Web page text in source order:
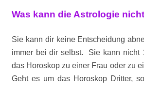
Was kann die Astrologie
Sie kann dir keine Entscheidung
immer bei dir selbst. Sie kann nicht
das Horoskop zu einer Frau oder zu
Geht es um das Horoskop Dritter,